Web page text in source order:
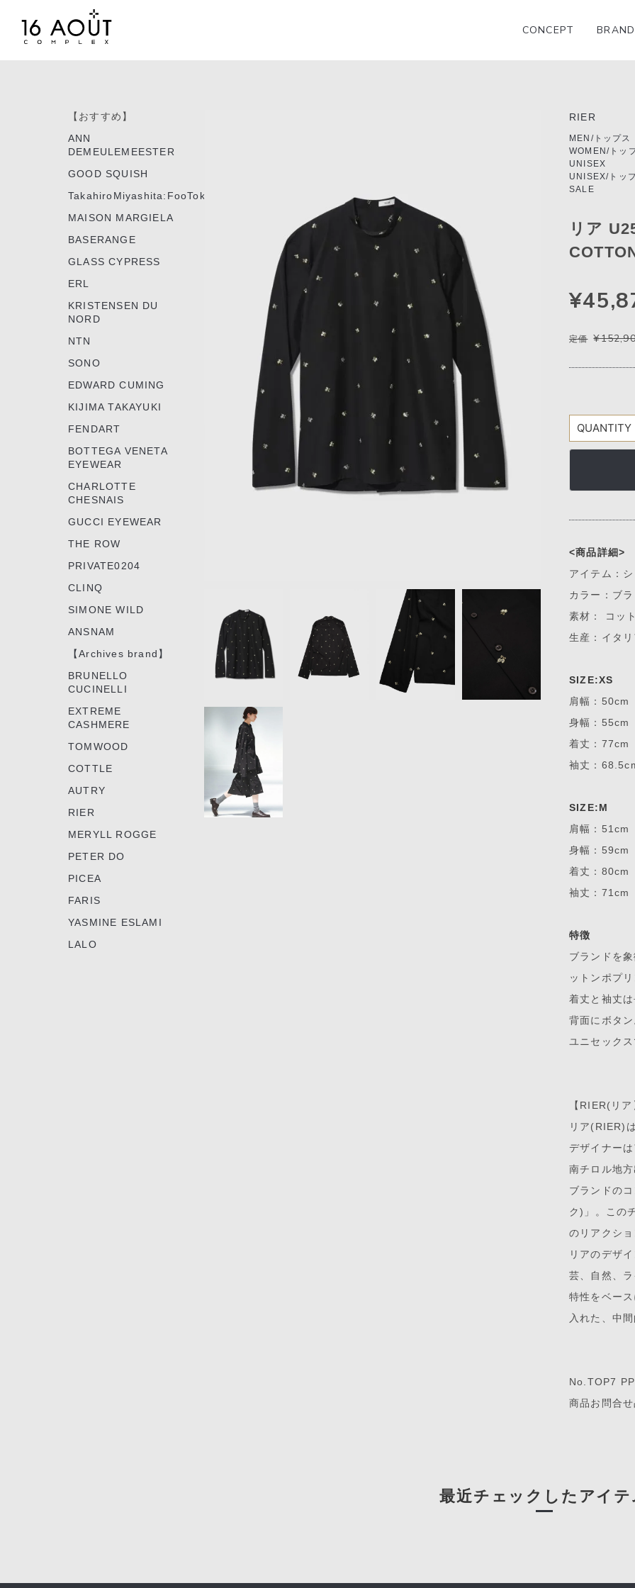
CONCEPT
【おすすめ】
ANN
DEMEULEMEESTER
GOOD SQUISH
TakahiroMiyashita:FooTokyo
MAISON MARGIELA
BASERANGE
GLASS CYPRESS
ERL
KRISTENSEN DU
NORD
NTN
SONO
EDWARD CUMING
KIJIMA TAKAYUKI
FENDART
BOTTEGA VENETA
EYEWEAR
CHARLOTTE
CHESNAIS
GUCCI EYEWEAR
THE ROW
PRIVATE0204
CLINQ
SIMONE WILD
ANSNAM
【Archives brand】
BRUNELLO
CUCINELLI
EXTREME
CASHMERE
TOMWOOD
COTTLE
AUTRY
RIER
MERYLL ROGGE
PETER DO
PICEA
FARIS
YASMINE ESLAMI
LALO
RIER
MEN/トップス
WOMEN/トッ
UNISEX
UNISEX/トッ
SALE
リア
定価
<商品詳細>
アイテム：
カラー：ブ
素材： コッ
生産：イタ
SIZE:XS
肩幅：50cm
身幅：55cm
着丈：77cm
袖丈：
SIZE:M
肩幅：51cm
身幅：59cm
着丈：80cm
袖丈：71cm
特徴
ブランドを
ットンポプ
着丈と袖丈
背面にボタ
ユニセック
【RIER(リア
リア(RIER)
デザイナー
南チロル地
ブランドの
ク)」。この
のリアクシ
リアのデザ
芸、自然、
特性をベー
入れた、中
No.TOP7
商品お問合
最近チェックしたアイテ